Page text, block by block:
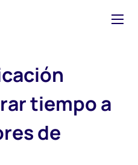
cación
rartiempoa
resde